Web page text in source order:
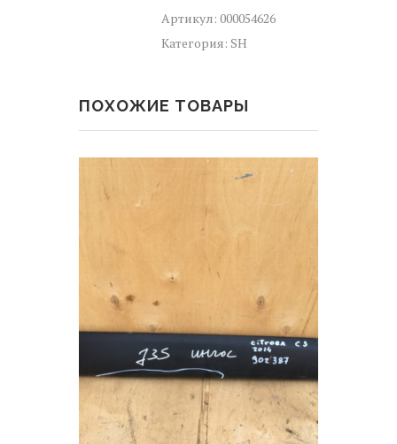
PICASSO
1
Артикул: 000054626
Категория: SH
ПОХОЖИЕ ТОВАРЫ